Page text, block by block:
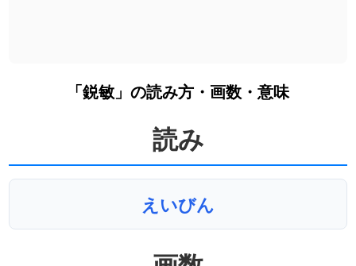
「鋭敏」の読み方・画数・意味
読み
えいびん